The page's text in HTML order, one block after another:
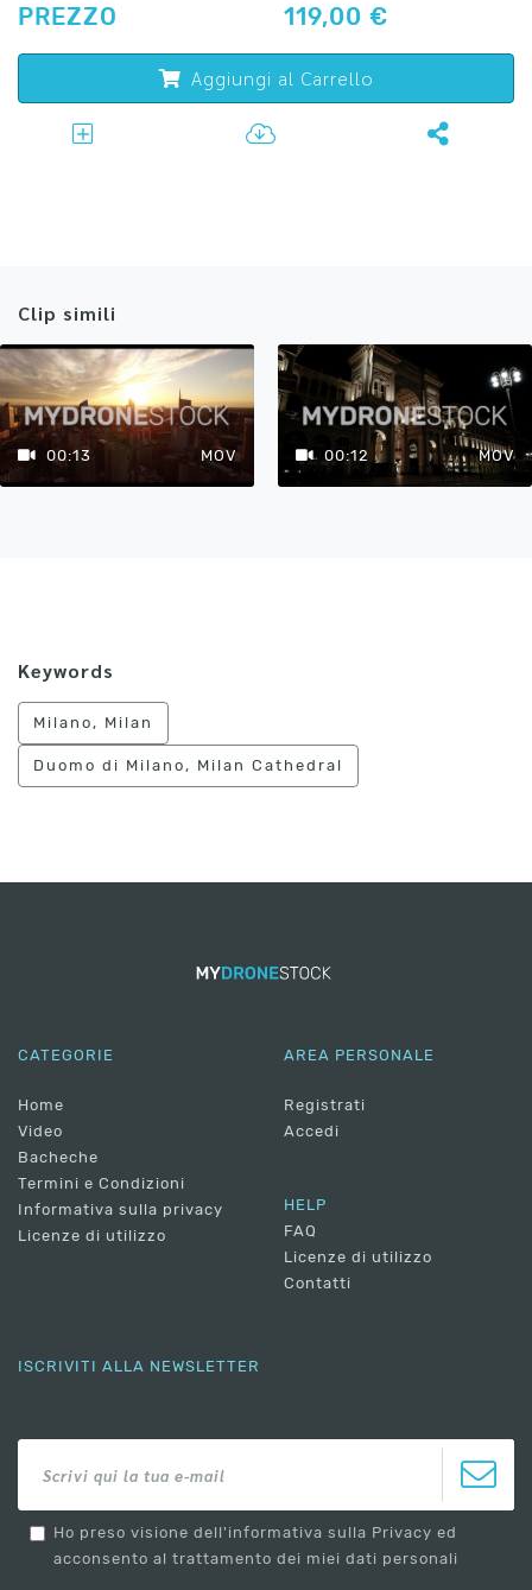
PREZZO 119,00 €
Aggiungi al Carrello
Clip simili
00:13 MOV 00:12 MOV
Keywords
Milano, Milan
Duomo di Milano, Milan Cathedral
CATEGORIE
Home
Video
Bacheche
Termini e Condizioni
Informativa sulla privacy
Licenze di utilizzo
AREA PERSONALE
Registrati
Accedi
HELP
FAQ
Licenze di utilizzo
Contatti
ISCRIVITI ALLA NEWSLETTER
Ho preso visione dell'informativa sulla Privacy ed
acconsento al trattamento dei miei dati personali